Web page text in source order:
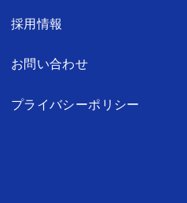
採⽤情報
お問い合わせ
プライバシーポリシー